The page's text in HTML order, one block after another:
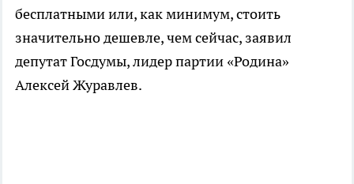
бесплатными или, как минимум, стоить
значительно дешевле, чем сейчас, заявил
депутат Госдумы, лидер партии «Родина»
Алексей Журавлев.